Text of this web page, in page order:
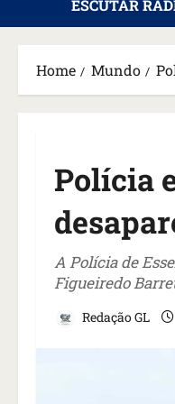
ESCUTAR
Home Mundo
Polícia
A Polícia de
Figueiredo
Redação GL